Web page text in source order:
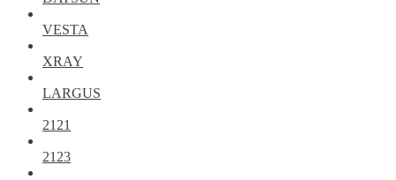
VESTA
XRAY
LARGUS
2121
2123